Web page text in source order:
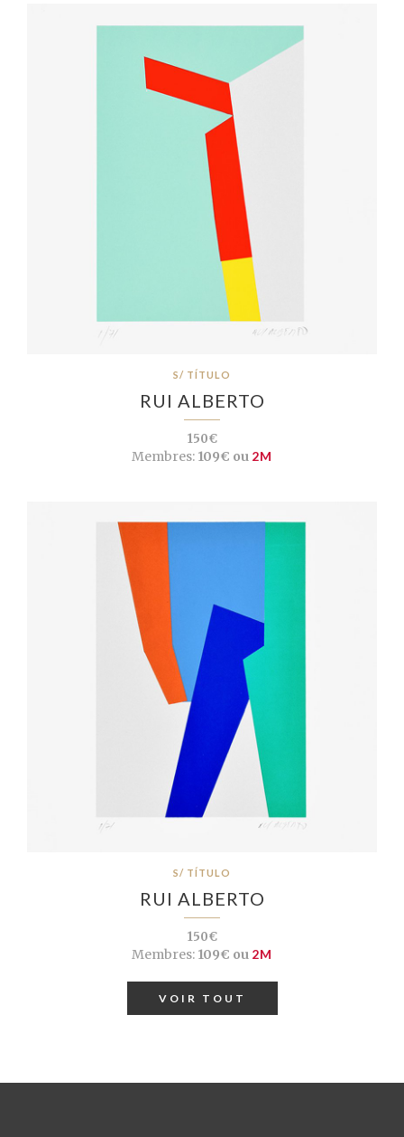
S/ TÍTULO
RUI ALBERTO
150€
Membres: 109€ ou 2M
S/ TÍTULO
RUI ALBERTO
150€
Membres: 109€ ou 2M
VOIR TOUT